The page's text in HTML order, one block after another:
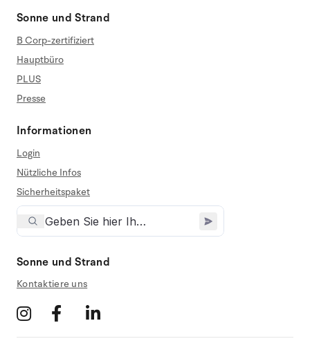
Sonne und Strand
B Corp-zertifiziert
Hauptbüro
PLUS
Presse
Informationen
Login
Nützliche Infos
Sicherheitspaket
Sonne und Strand
Kontaktiere uns